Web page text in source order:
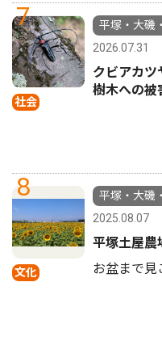
7
社会
平塚・大磯
2026.07.31
クビアカ
樹木への被
8
文化
平塚・大磯
2025.08.07
平塚土屋農
お盆まで見